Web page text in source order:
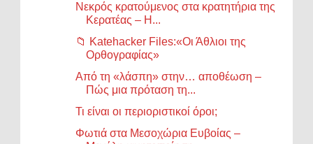
Νεκρός κρατούμενος στα κρατητήρια της
Κερατέας – Η...
📁 Katehacker Files:«Οι Άθλιοι της
Ορθογραφίας»
Από τη «λάσπη» στην… αποθέωση –
Πώς μια πρόταση τη...
Τι είναι οι περιοριστικοί όροι;
Φωτιά στα Μεσοχώρια Ευβοίας –